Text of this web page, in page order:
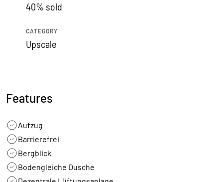
40% sold
CATEGORY
Upscale
Features
Aufzug
Barrierefrei
Bergblick
Bodengleiche Dusche